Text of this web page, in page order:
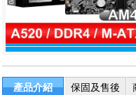
產品介紹
保固及售後